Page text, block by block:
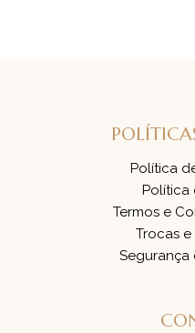
Política
Política
Termos e
Trocas
Segurança